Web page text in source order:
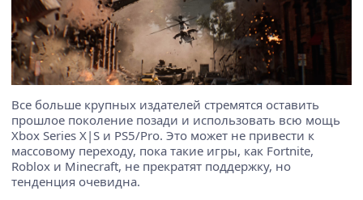
Все больше крупных издателей стремятся оставить
прошлое поколение позади и использовать всю мощь
Xbox Series X|S и PS5/Pro. Это может не привести к
массовому переходу, пока такие игры, как Fortnite,
Roblox и Minecraft, не прекратят поддержку, но
тенденция очевидна.